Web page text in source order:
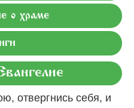
о храме
отвергнись себя, и